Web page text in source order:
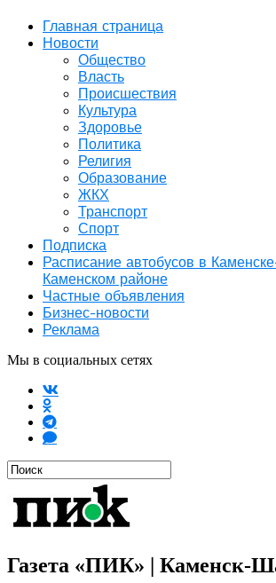
Главная страница
Новости
Общество
Власть
Происшествия
Культура
Здоровье
Политика
Религия
Образование
ЖКХ
Транспорт
Спорт
Подписка
Расписание автобусов в
Каменском районе
Частные объявления
Бизнес-новости
Реклама
Мы в социальных сетях
Газета «ПИК» | Каменск-